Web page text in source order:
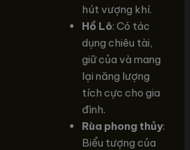
hút vượng khí.
Hồ Lô: Có tác
dụng chiêu tài,
giữ của và mang
lại năng lượng
tích cực cho gia
đình.
Rùa phong thủy:
Biểu tượng của